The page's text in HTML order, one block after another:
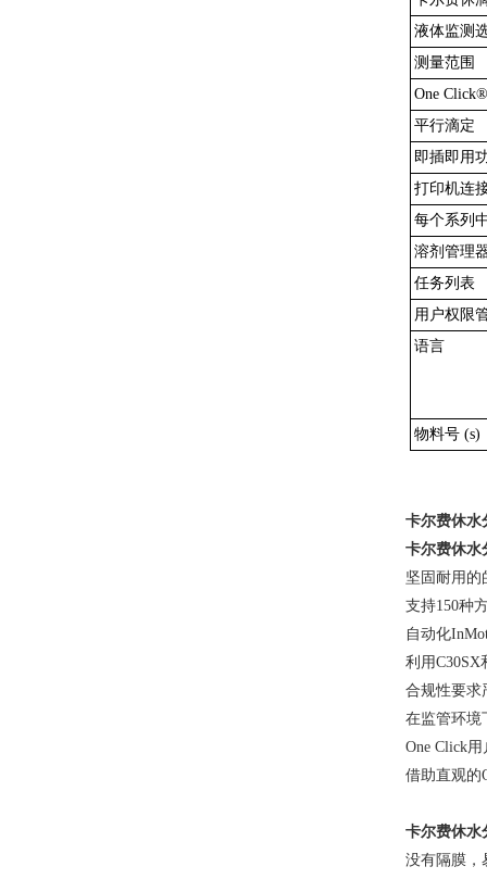
液体监测
测量范围
One
平行滴定
即插即用
打印机连
每个系列
溶剂管理
任务列表
用户权限
语言
物料号 (s)
卡尔费休水
卡尔费休水
坚固耐用的
支持150种
自动化
利用C30SX
合规性要求
在监管环境
One Click
借助直观的
卡尔费休水
没有隔膜，